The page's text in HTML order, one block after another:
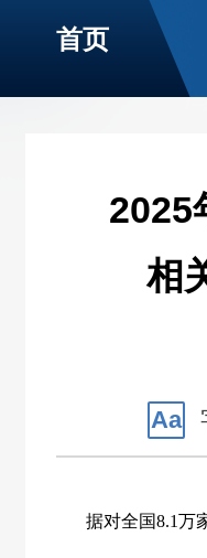
首页
2025
相
Aa
据对全国8.1万